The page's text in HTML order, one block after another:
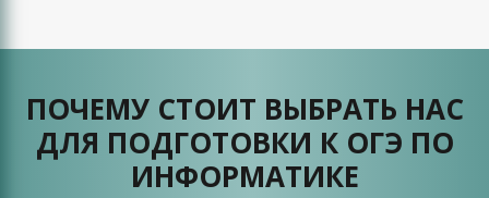
ПОЧЕМУ СТОИТ ВЫБРАТЬ НАС
ДЛЯ ПОДГОТОВКИ К ОГЭ ПО
ИНФОРМАТИКЕ